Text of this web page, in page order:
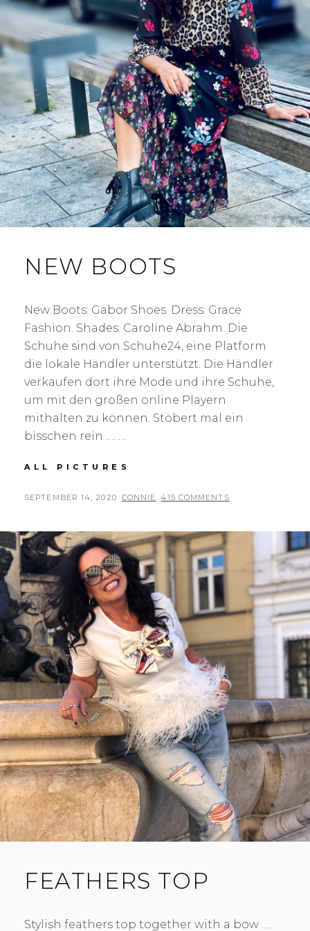
NEW BOOTS
New Boots: Gabor Shoes. Dress: Grace
Fashion. Shades: Caroline Abrahm. Die
Schuhe sind von Schuhe24, eine Platform
die lokale Händler unterstützt. Die Händler
verkaufen dort ihre Mode und ihre Schuhe,
um mit den großen online Playern
mithalten zu können. Stöbert mal ein
bisschen rein …. …
ALL PICTURES
POSTED
SEPTEMBER 14, 2020 BY
CONNIE 415 COMMENTS
FEATHERS TOP
Stylish feathers top together with a bow ….